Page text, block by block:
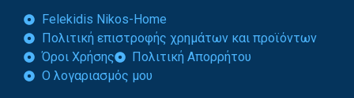
Felekidis Nikos-Home
Πολιτική επιστροφής χρημάτων και προϊόντων
Όροι Χρήσης
Πολιτική Απορρήτου
Ο λογαριασμός μου